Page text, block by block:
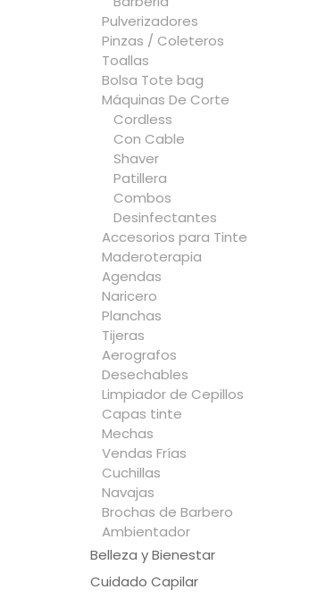
Pulverizadores
Pinzas / Coleteros
Toallas
Bolsa Tote bag
Máquinas De Corte
Cordless
Con Cable
Shaver
Patillera
Combos
Desinfectantes
Accesorios para Tinte
Maderoterapia
Agendas
Naricero
Planchas
Tijeras
Aerografos
Desechables
Limpiador de Cepillos
Capas tinte
Mechas
Vendas Frías
Cuchillas
Navajas
Brochas de Barbero
Ambientador
Belleza y Bienestar
Cuidado Capilar